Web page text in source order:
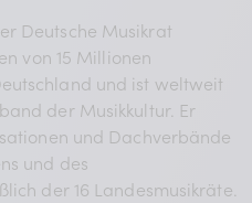
Deutsche Musikrat
von 15 Millionen
und ist weltweit
der Musikkultur. Er
und Dachverbände
und des
der 16 Landesmusikräte.